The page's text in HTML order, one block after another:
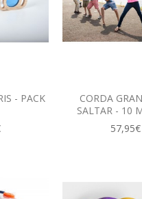
- PACK
CORDA
SALTAR - 10
57,95€